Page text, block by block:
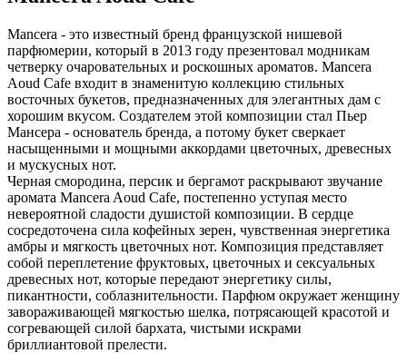
Mancera - это известный бренд французской нишевой
парфюмерии, который в 2013 году презентовал модникам
четверку очаровательных и роскошных ароматов. Mancera
Aoud Cafe входит в знаменитую коллекцию стильных
восточных букетов, предназначенных для элегантных дам с
хорошим вкусом. Создателем этой композиции стал Пьер
Мансера - основатель бренда, а потому букет сверкает
насыщенными и мощными аккордами цветочных, древесных
и мускусных нот.
Черная смородина, персик и бергамот раскрывают звучание
аромата Mancera Aoud Cafe, постепенно уступая место
невероятной сладости душистой композиции. В сердце
сосредоточена сила кофейных зерен, чувственная энергетика
амбры и мягкость цветочных нот. Композиция представляет
собой переплетение фруктовых, цветочных и сексуальных
древесных нот, которые передают энергетику силы,
пикантности, соблазнительности. Парфюм окружает женщину
завораживающей мягкостью шелка, потрясающей красотой и
согревающей силой бархата, чистыми искрами
бриллиантовой прелести.